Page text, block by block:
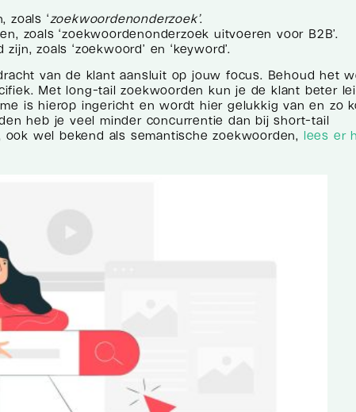
zoals ‘zoekwoordenonderzoek’.
zoals ‘zoekwoordenonderzoek uitvoeren voor B2B’.
zoals ‘zoekwoord’ en ‘keyword’.
van de klant aansluit op jouw focus. Behoud het
Met long-tail zoekwoorden kun je de klant beter
is hierop ingericht en wordt hier gelukkig van en zo
heb je veel minder concurrentie dan bij short-tail
wel bekend als semantische zoekwoorden, lees er